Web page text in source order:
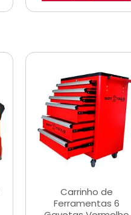
Carrinho de
Ferramentas 6